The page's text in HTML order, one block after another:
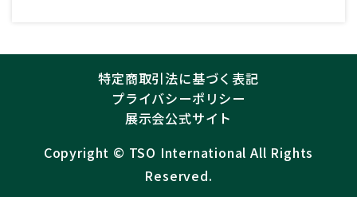
特定商取引法に基づく表記
プライバシーポリシー
展示会公式サイト
Copyright ©︎ TSO International All Rights
Reserved.